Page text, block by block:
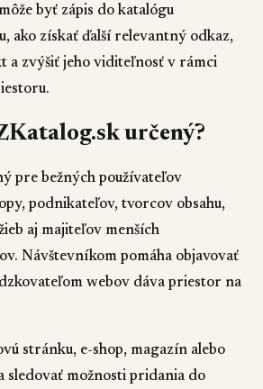
byť zápis do katalógu
ako získať ďalší relevantný odkaz,
a zvýšiť jeho viditeľnosť v rámci
určený?
pre bežných používateľov
podnikateľov, tvorcov obsahu,
aj majiteľov menších
Návštevníkom pomáha objavovať
webov dáva priestor na
stránku, e-shop, magazín alebo
sledovať možnosti pridania do